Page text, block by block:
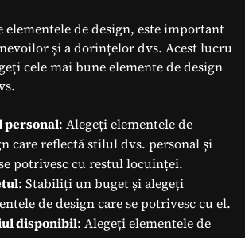
elementele de design, este important
și a dorințelor dvs. Acest lucru
cele mai bune elemente de design
personal: Alegeți elementele de
care reflectă stilul dvs. personal și
potrivesc cu restul locuinței.
: Stabiliți un buget și alegeți
de design care se potrivesc cu el.
disponibil: Alegeți elementele de